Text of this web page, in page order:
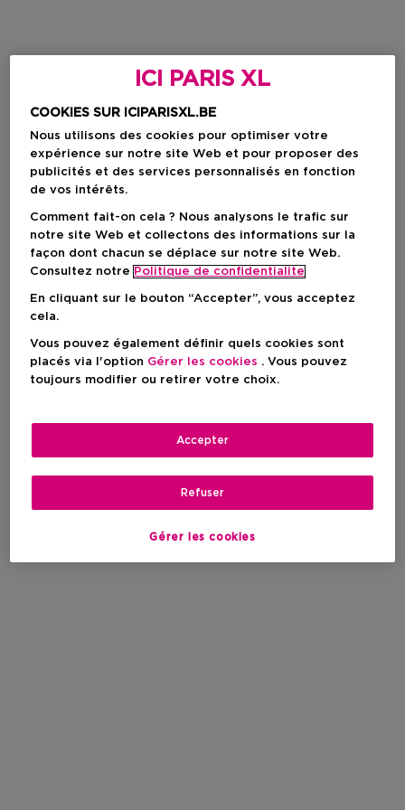
ICI PARIS XL
COOKIES SUR ICIPARISXL.BE
Nous utilisons des cookies pour optimiser votre
expérience sur notre site Web et pour proposer des
publicités et des services personnalisés en fonction
de vos intérêts.
Comment fait-on cela ? Nous analysons le trafic sur
notre site Web et collectons des informations sur la
façon dont chacun se déplace sur notre site Web.
Consultez notre Politique de confidentialite
En cliquant sur le bouton “Accepter”, vous acceptez
cela.
Vous pouvez également définir quels cookies sont
placés via l'option Gérer les cookies . Vous pouvez
toujours modifier ou retirer votre choix.
Gérer les cookies
Refuser
Accepter